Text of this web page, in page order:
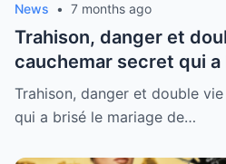
News • 7 months ago
Trahison, danger et
cauchemar secret qui a
Mimie Mathy et Benoist
Trahison, danger et double
qui a brisé le mariage de…